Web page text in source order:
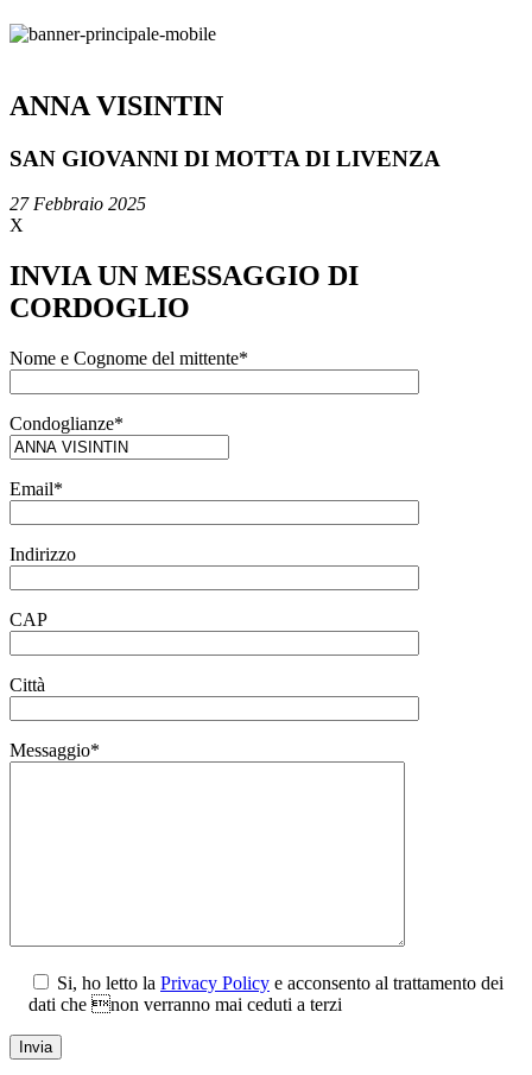
ANNA VISINTIN
SAN GIOVANNI DI MOTTA DI LIVENZA
27 Febbraio 2025
X
INVIA UN MESSAGGIO DI
CORDOGLIO
Nome e Cognome del mittente*
Condoglianze*
Email*
Indirizzo
CAP
Città
Messaggio*
Si, ho letto la Privacy Policy e acconsento al trattamento dei
dati che non verranno mai ceduti a terzi